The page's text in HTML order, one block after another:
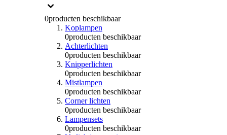
0producten beschikbaar
Koplampen
0producten beschikbaar
Achterlichten
0producten beschikbaar
Knipperlichten
0producten beschikbaar
Mistlampen
0producten beschikbaar
Corner lichten
0producten beschikbaar
Lampensets
0producten beschikbaar